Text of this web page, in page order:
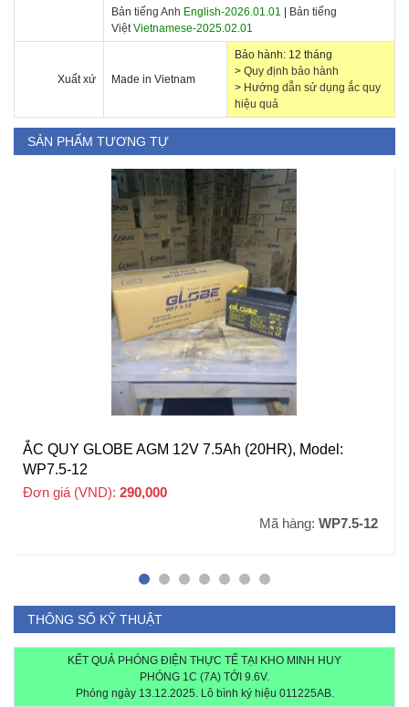
Bản tiếng Anh English-2026.01.01
Bản tiếng
ViệtVietnamese-2025.02.01
Xuất xứ Made in Vietnam
Bảo hành: 12 tháng
> Quy định bảo hành
> Hướng dẫn sử dụng ắc quy
hiệu quả
SẢN PHẨM TƯƠNG TỰ
ẮC QUY GLOBE AGM 12V 7.5Ah (20HR), Model:
WP7.5-12
Đơn giá (VND): 290,000
Mã hàng: WP7.5-12
THÔNG SỐ KỸ THUẬT
KẾT QUẢ PHÓNG ĐIỆN THỰC TẾ TẠI KHO MINH HUY
PHÓNG 1C (7A) TỚI 9.6V.
Phóng ngày 13.12.2025. Lô bình ký hiệu 011225AB.